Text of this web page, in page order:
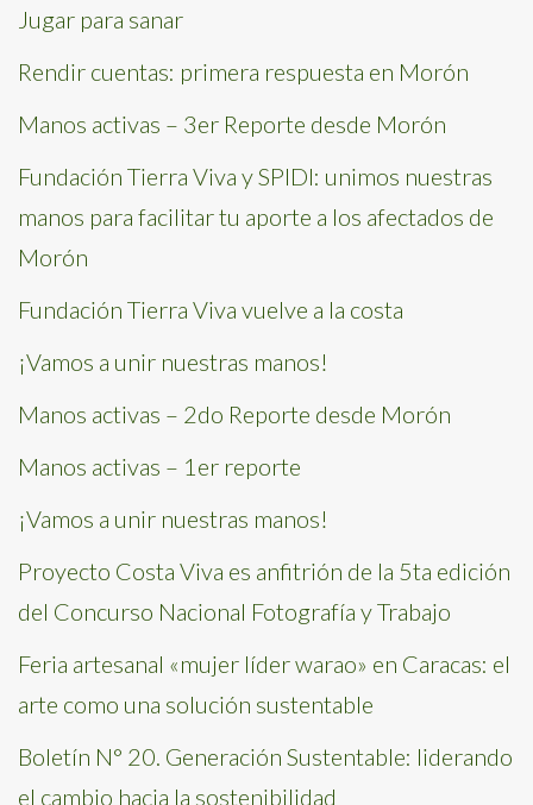
Jugar para sanar
Rendir cuentas: primera respuesta en Morón
Manos activas – 3er Reporte desde Morón
Fundación Tierra Viva y SPIDI: unimos nuestras
manos para facilitar tu aporte a los afectados de
Morón
Fundación Tierra Viva vuelve a la costa
¡Vamos a unir nuestras manos!
Manos activas – 2do Reporte desde Morón
Manos activas – 1er reporte
¡Vamos a unir nuestras manos!
Proyecto Costa Viva es anfitrión de la 5ta edición
del Concurso Nacional Fotografía y Trabajo
Feria artesanal «mujer líder warao» en Caracas: el
arte como una solución sustentable
Boletín N° 20. Generación Sustentable: liderando
el cambio hacia la sostenibilidad